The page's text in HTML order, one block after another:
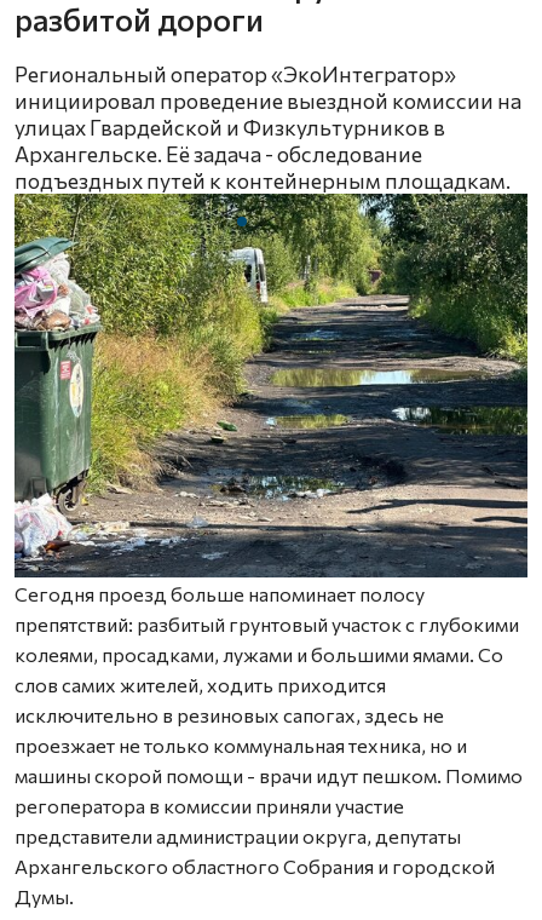
разбитой дороги
Региональный оператор «ЭкоИнтегратор»
инициировал проведение выездной комиссии на
улицах Гвардейской и Физкультурников в
Архангельске. Её задача - обследование
подъездных путей к контейнерным площадкам.
Сегодня проезд больше напоминает полосу
препятствий: разбитый грунтовый участок с глубокими
колеями, просадками, лужами и большими ямами. Со
слов самих жителей, ходить приходится
исключительно в резиновых сапогах, здесь не
проезжает не только коммунальная техника, но и
машины скорой помощи - врачи идут пешком. Помимо
регоператора в комиссии приняли участие
представители администрации округа, депутаты
Архангельского областного Собрания и городской
Думы.